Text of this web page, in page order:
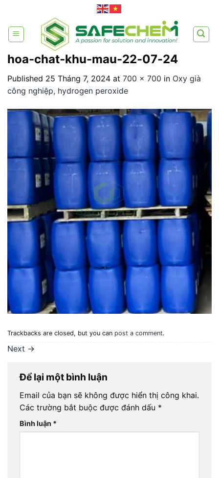
content
hoa-chat-khu-mau-22-07-24
Published 25 Tháng 7, 2024 at 700 × 700 in Oxy già
công nghiệp, hydrogen peroxide
Trackbacks are closed, but you can post a comment.
Next →
Để lại một bình luận
Email của bạn sẽ không được hiển thị công khai.
Các trường bắt buộc được đánh dấu *
Bình luận *